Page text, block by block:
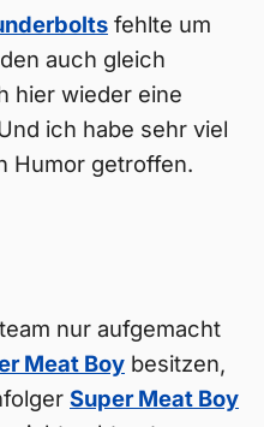
fehlte um
auch gleich
hier wieder eine
ich habe sehr viel
Humor getroffen.
nur aufgemacht
Meat Boy besitzen,
Super Meat Boy